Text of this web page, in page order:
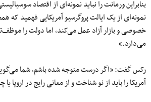
بنابراین ورمانت را نباید نمونه‌ای از اقتصاد
نمونه‌ای از یک ایالت پروگرسیو آمریکایی فهمید که
خصوصی و بازار آزاد عمل می‌کند، اما دولت را
می‌دارد.»
رکس گفت: «اگر درست متوجه شده باشم، شما
آمریکا را باید از نو شناخت و از معانی رایج در اروپا